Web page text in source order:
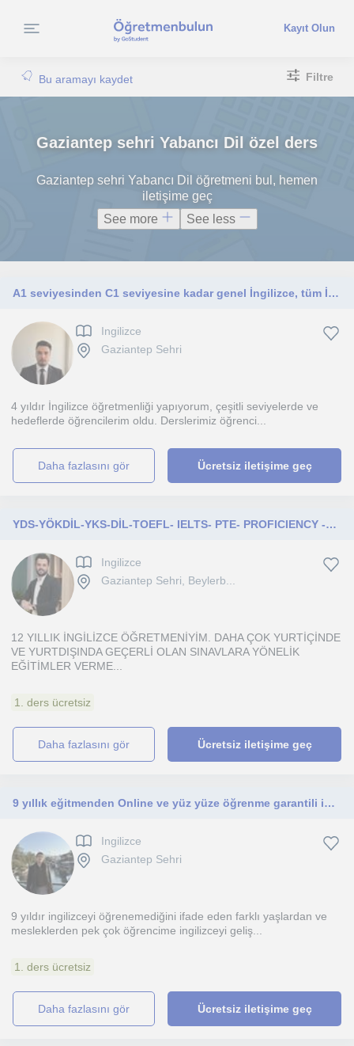
Kayıt Olun
Bu aramayı kaydet Filtre
Gaziantep sehri Yabancı Dil özel ders
Gaziantep sehri Yabancı Dil öğretmeni bul, hemen
iletişime geç
See more
See less
A1 seviyesinden C1 seviyesine kadar genel İngilizce, tüm İngilizce sınavlarına hazırlık, küçük yaş kategorilerinden yetişkinlere kadar tüm seviyelerde ders verebiliyorum
Ingilizce
Gaziantep Sehri
4 yıldır İngilizce öğretmenliği yapıyorum, çeşitli seviyelerde ve
hedeflerde öğrencilerim oldu. Derslerimiz öğrenci...
daha fazlasını gör Ücretsiz iletişime geç
YDS-YÖKDİL-YKS-DİL-TOEFL- IELTS- PTE- PROFICIENCY -HAZIRLIK MUAFİYET-GENEL İNGİLİZCE-LGS
Ingilizce
Gaziantep Sehri, Beylerb...
12 YILLIK İNGİLİZCE ÖĞRETMENİYİM. DAHA ÇOK YURTİÇİNDE
VE YURTDIŞINDA GEÇERLİ OLAN SINAVLARA YÖNELİK
EĞİTİMLER VERME...
1. ders ücretsiz
daha fazlasını gör Ücretsiz iletişime geç
9 yıllık eğitmenden Online ve yüz yüze öğrenme garantili ingilizce özel ders
Ingilizce
Gaziantep Sehri
9 yıldır ingilizceyi öğrenemediğini ifade eden farklı yaşlardan ve
mesleklerden pek çok öğrencime ingilizceyi geliş...
1. ders ücretsiz
daha fazlasını gör Ücretsiz iletişime geç